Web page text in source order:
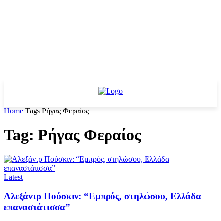
Home Tags Ρήγας Φεραίος
Tag: Ρήγας Φεραίος
Latest
Αλεξάντρ Πούσκιν: “Εμπρός, στηλώσου, Ελλάδα
επαναστάτισσα”